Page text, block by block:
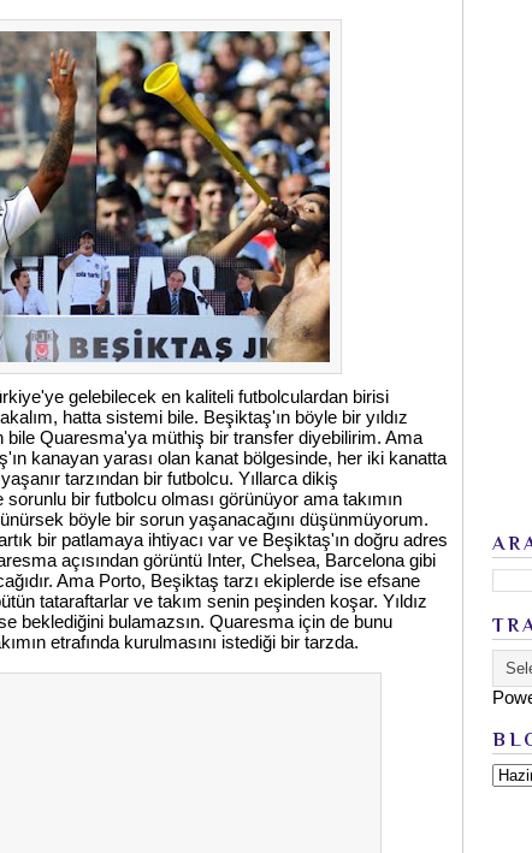
gelebilecek en kaliteli futbolculardan birisi
hatta sistemi bile. Beşiktaş'ın böyle bir yıldız
bile Quaresma'ya müthiş bir transfer diyebilirim. Ama
kanayan yarası olan kanat bölgesinde, her iki kanatta
tarzından bir futbolcu. Yıllarca dikiş
bir futbolcu olması görünüyor ama takımın
böyle bir sorun yaşanacağını düşünmüyorum.
bir patlamaya ihtiyacı var ve Beşiktaş'ın doğru adres
açısından görüntü Inter, Chelsea, Barcelona gibi
Ama Porto, Beşiktaş tarzı ekiplerde ise efsane
tataraftarlar ve takım senin peşinden koşar. Yıldız
beklediğini bulamazsın. Quaresma için de bunu
etrafında kurulmasını istediği bir tarzda.